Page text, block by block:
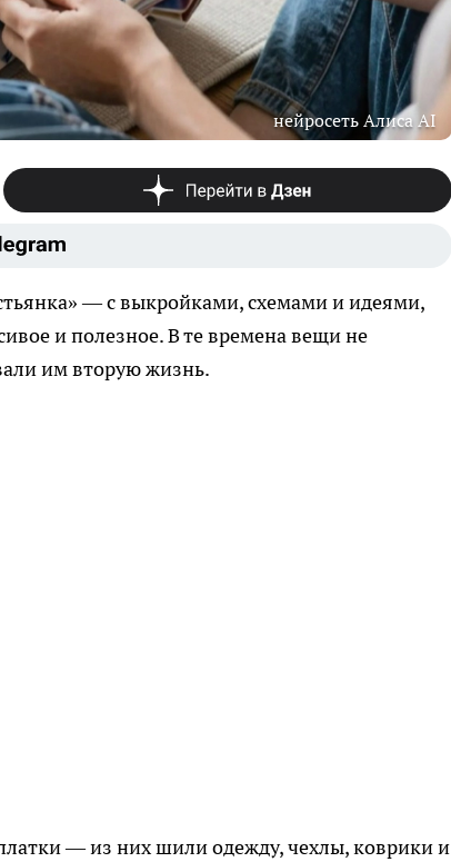
нейросеть Алиса AI
— с выкройками, схемами и идеями,
и полезное. В те времена вещи не
им вторую жизнь.
— из них шили одежду, чехлы, коврики и